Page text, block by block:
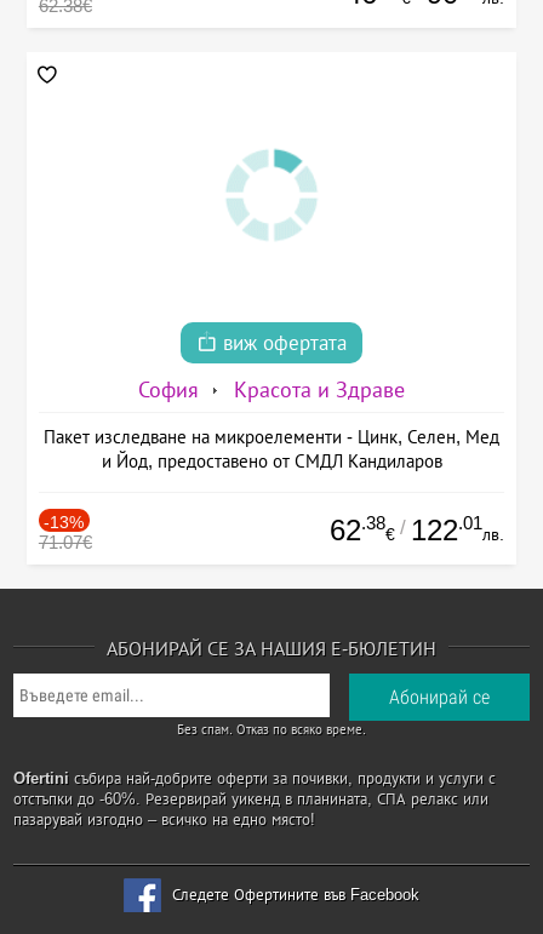
62.38€
виж офертата
София Красота и Здраве
Пакет изследване на микроелементи - Цинк, Селен, Мед
и Йод, предоставено от СМДЛ Кандиларов
-13%
71.07€ 62.38
€ / 122.01
лв.
АБОНИРАЙ СЕ ЗА НАШИЯ Е-БЮЛЕТИН
Без спам. Отказ по всяко време.
Ofertini събира най-добрите оферти за почивки, продукти и услуги с
отстъпки до -60%. Резервирай уикенд в планината, СПА релакс или
пазарувай изгодно – всичко на едно място!
Следете Офертините във Facebook